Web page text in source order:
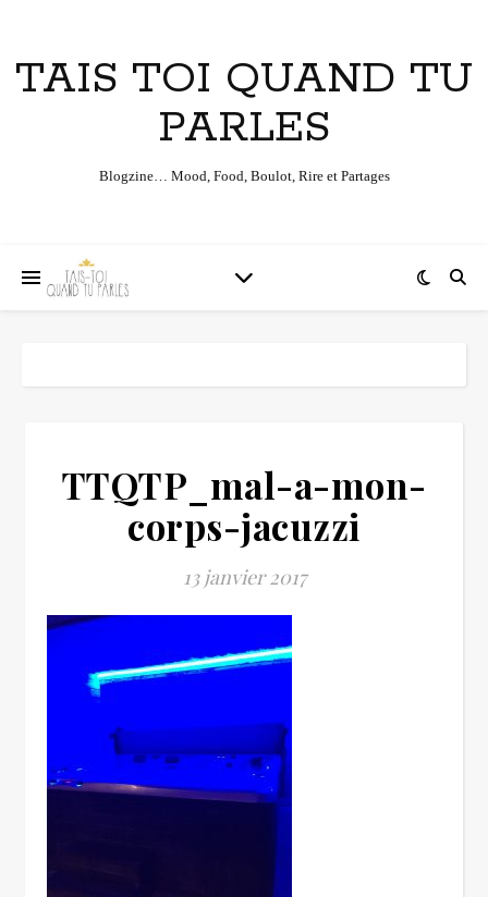
TAIS TOI QUAND TU
PARLES
Blogzine… Mood, Food, Boulot, Rire et Partages
TTQTP_mal-a-mon-
corps-jacuzzi
13 janvier 2017